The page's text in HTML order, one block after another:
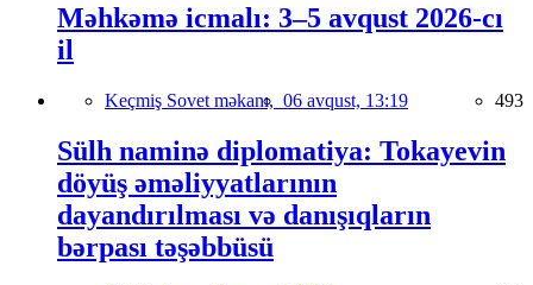
Məhkəmə icmalı: 3–5 avqust 2026-cı
il
Keçmiş Sovet məkanı, 06 avqust, 13:19 493
Sülh naminə diplomatiya: Tokayevin
döyüş əməliyyatlarının
dayandırılması və danışıqların
bərpası təşəbbüsü